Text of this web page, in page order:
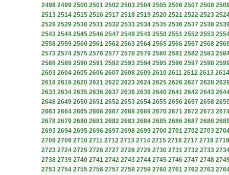
2498 2499 2500 2501 2502 2503 2504 2505 2506 2507 2508
2513 2514 2515 2516 2517 2518 2519 2520 2521 2522 2523
2528 2529 2530 2531 2532 2533 2534 2535 2536 2537 2538
2543 2544 2545 2546 2547 2548 2549 2550 2551 2552 2553
2558 2559 2560 2561 2562 2563 2564 2565 2566 2567 2568
2573 2574 2575 2576 2577 2578 2579 2580 2581 2582 2583
2588 2589 2590 2591 2592 2593 2594 2595 2596 2597 2598
2603 2604 2605 2606 2607 2608 2609 2610 2611 2612 2613 2614
2618 2619 2620 2621 2622 2623 2624 2625 2626 2627 2628
2633 2634 2635 2636 2637 2638 2639 2640 2641 2642 2643
2648 2649 2650 2651 2652 2653 2654 2655 2656 2657 2658
2663 2664 2665 2666 2667 2668 2669 2670 2671 2672 2673
2678 2679 2680 2681 2682 2683 2684 2685 2686 2687 2688
2693 2694 2695 2696 2697 2698 2699 2700 2701 2702 2703
2708 2709 2710 2711 2712 2713 2714 2715 2716 2717 2718 2719
2723 2724 2725 2726 2727 2728 2729 2730 2731 2732 2733
2738 2739 2740 2741 2742 2743 2744 2745 2746 2747 2748
2753 2754 2755 2756 2757 2758 2759 2760 2761 2762 2763